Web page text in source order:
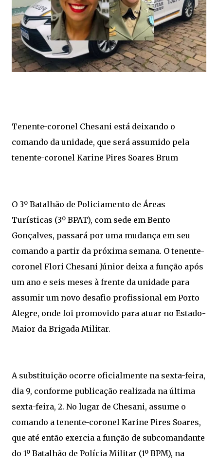
Tenente-coronel Chesani está deixando o
comando da unidade, que será assumido pela
tenente-coronel Karine Pires Soares Brum
O 3º Batalhão de Policiamento de Áreas
Turísticas (3º BPAT), com sede em Bento
Gonçalves, passará por uma mudança em seu
comando a partir da próxima semana. O tenente-
coronel Flori Chesani Júnior deixa a função após
um ano e seis meses à frente da unidade para
assumir um novo desafio profissional em Porto
Alegre, onde foi promovido para atuar no Estado-
Maior da Brigada Militar.
A substituição ocorre oficialmente na sexta-feira,
dia 9, conforme publicação realizada na última
sexta-feira, 2. No lugar de Chesani, assume o
comando a tenente-coronel Karine Pires Soares,
que até então exercia a função de subcomandante
do 1º Batalhão de Polícia Militar (1º BPM), na